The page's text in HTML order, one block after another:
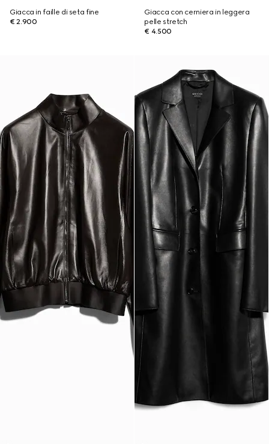
Giacca in faille di seta fine
€ 2.900
Giacca con cerniera in leggera
pelle stretch
€ 4.500